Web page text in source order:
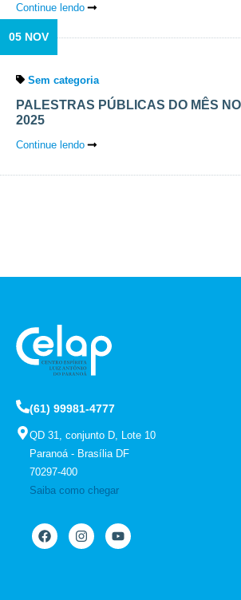
Continue lendo
05 NOV
Sem categoria
PALESTRAS PÚBLICAS DO MÊS
2025
Continue lendo
(61) 99981-4777
QD 31, conjunto D, Lote 10
Paranoá - Brasília DF
70297-400
Saiba como chegar